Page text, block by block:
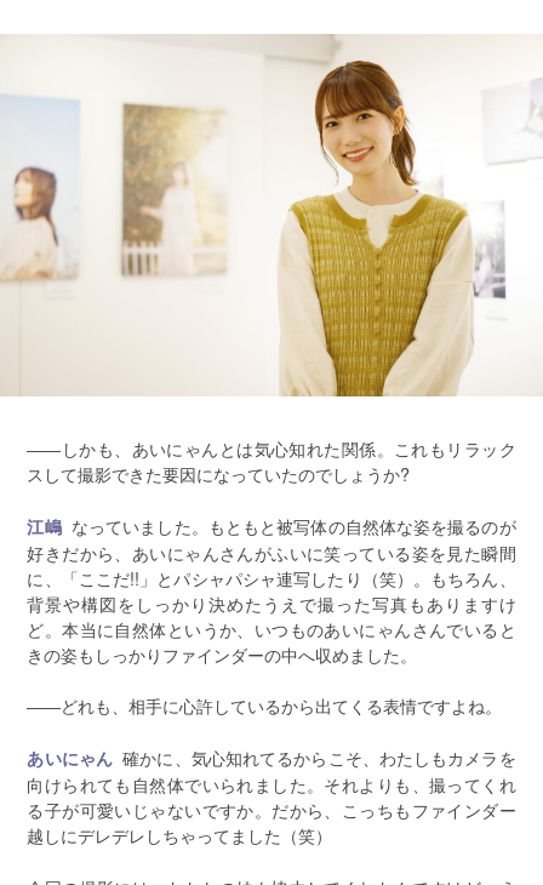
――しかも、あいにゃんとは気心知れた関係。これもリラック
スして撮影できた要因になっていたのでしょうか?
江嶋なっていました。もともと被写体の自然体な姿を撮るのが
好きだから、あいにゃんさんがふいに笑っている姿を見た瞬間
に、「ここだ!!」とパシャパシャ連写したり（笑）。もちろん、
背景や構図をしっかり決めたうえで撮った写真もありますけ
ど。本当に自然体というか、いつものあいにゃんさんでいると
きの姿もしっかりファインダーの中へ収めました。
――どれも、相手に心許しているから出てくる表情ですよね。
あいにゃん確かに、気心知れてるからこそ、わたしもカメラを
向けられても自然体でいられました。それよりも、撮ってくれ
る子が可愛いじゃないですか。だから、こっちもファインダー
越しにデレデレしちゃってました（笑）